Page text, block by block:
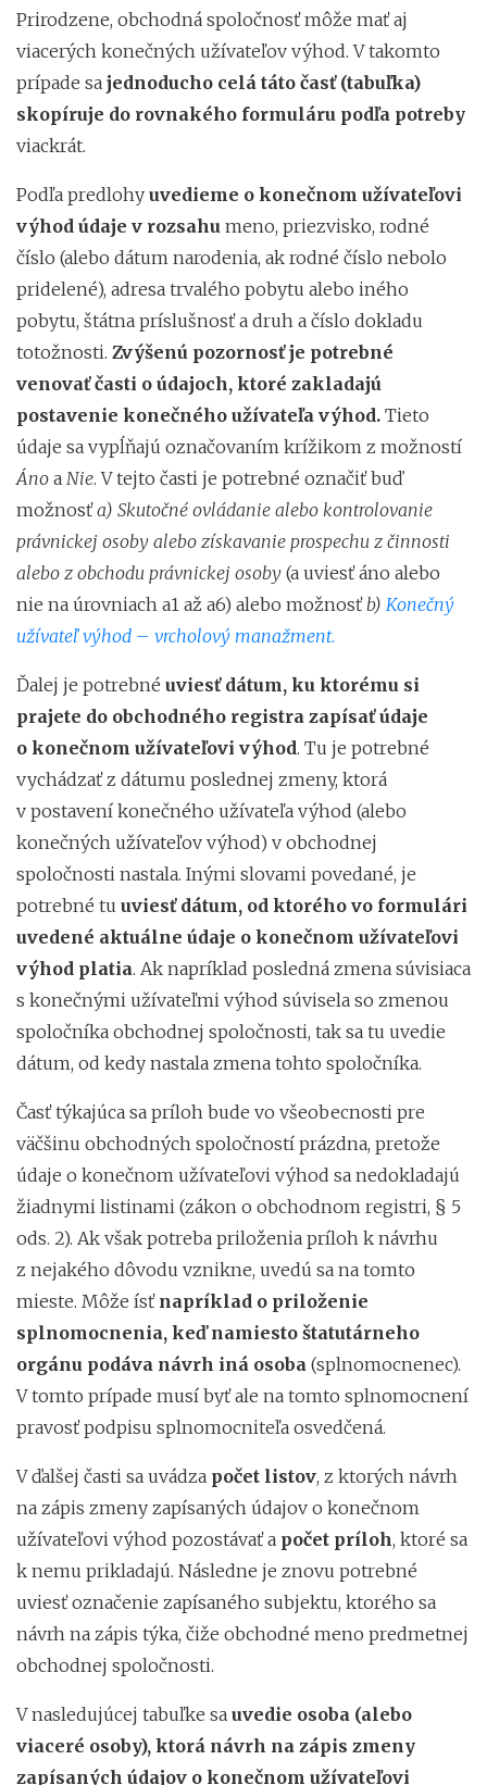
Prirodzene, obchodná spoločnosť môže mať aj
viacerých konečných užívateľov výhod. V takomto
prípade sa jednoducho celá táto časť (tabuľka)
skopíruje do rovnakého formuláru podľa potreby
viackrát.
Podľa predlohy uvedieme o konečnom užívateľovi
výhod údaje v rozsahu meno, priezvisko, rodné
číslo (alebo dátum narodenia, ak rodné číslo nebolo
pridelené), adresa trvalého pobytu alebo iného
pobytu, štátna príslušnosť a druh a číslo dokladu
totožnosti. Zvýšenú pozornosť je potrebné
venovať časti o údajoch, ktoré zakladajú
postavenie konečného užívateľa výhod. Tieto
údaje sa vypĺňajú označovaním krížikom z možností
Áno a Nie. V tejto časti je potrebné označiť buď
možnosťa) Skutočné ovládanie alebo kontrolovanie
právnickej osoby alebo získavanie prospechu z činnosti
alebo z obchodu právnickej osoby (a uviesť áno alebo
nie na úrovniach a1 až a6) alebo možnosť b) Konečný
užívateľ výhod – vrcholový manažment.
Ďalej je potrebné uviesť dátum, ku ktorému si
prajete do obchodného registra zapísať údaje
o konečnom užívateľovi výhod. Tu je potrebné
vychádzať z dátumu poslednej zmeny, ktorá
v postavení konečného užívateľa výhod (alebo
konečných užívateľov výhod) v obchodnej
spoločnosti nastala. Inými slovami povedané, je
potrebné tu uviesť dátum, od ktorého vo formulári
uvedené aktuálne údaje o konečnom užívateľovi
výhod platia. Ak napríklad posledná zmena súvisiaca
s konečnými užívateľmi výhod súvisela so zmenou
spoločníka obchodnej spoločnosti, tak sa tu uvedie
dátum, od kedy nastala zmena tohto spoločníka.
Časť týkajúca sa príloh bude vo všeobecnosti pre
väčšinu obchodných spoločností prázdna, pretože
údaje o konečnom užívateľovi výhod sa nedokladajú
žiadnymi listinami (zákon o obchodnom registri, § 5
ods. 2). Ak však potreba priloženia príloh k návrhu
z nejakého dôvodu vznikne, uvedú sa na tomto
mieste. Môže ísť napríklad o priloženie
splnomocnenia, keď namiesto štatutárneho
orgánu podáva návrh iná osoba (splnomocnenec).
V tomto prípade musí byť ale na tomto splnomocnení
pravosť podpisu splnomocniteľa osvedčená.
V ďalšej časti sa uvádza počet listov, z ktorých návrh
na zápis zmeny zapísaných údajov o konečnom
užívateľovi výhod pozostávať a počet príloh, ktoré sa
k nemu prikladajú. Následne je znovu potrebné
uviesť označenie zapísaného subjektu, ktorého sa
návrh na zápis týka, čiže obchodné meno predmetnej
obchodnej spoločnosti.
V nasledujúcej tabuľke sa uvedie osoba (alebo
viaceré osoby), ktorá návrh na zápis zmeny
zapísaných údajov o konečnom užívateľovi